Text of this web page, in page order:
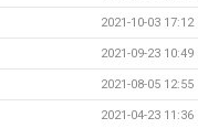
2021-10-03 17:12
2021-09-23 10:49
2021-08-05 12:55
2021-04-23 11:36